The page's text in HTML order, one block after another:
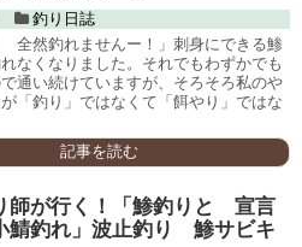
釣り日誌
全然釣れませんー！」刺身にできる鯵
なくなりました。それでもわずかでも
通い続けていますが、そろそろ私のや
「釣り」ではなくて「餌やり」ではな
記事を読む
師が行く！「鯵釣りと 宣言
釣れ」波止釣り 鯵サビキ